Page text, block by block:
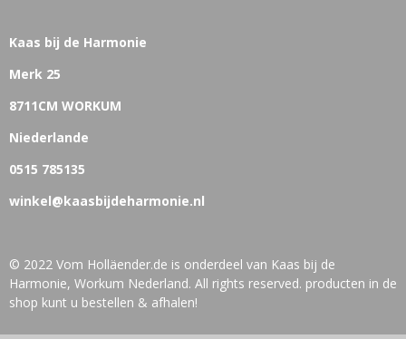
Kaas bij de Harmonie
Merk 25
8711CM WORKUM
Niederlande
0515 785135
winkel@kaasbijdeharmonie.nl
© 2022 Vom Holläender.de is onderdeel van Kaas bij de
Harmonie, Workum Nederland. All rights reserved. producten in de
shop kunt u bestellen & afhalen!